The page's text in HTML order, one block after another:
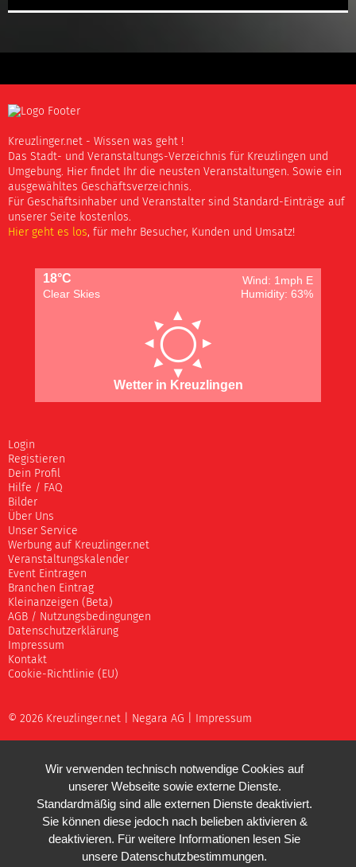
Kreuzlinger.net - Wissen was geht !
Das Stadt- und Veranstaltungs-Verzeichnis für Kreuzlingen und
Umgebung. Hier findet Ihr die neusten Veranstaltungen. Sowie ein
ausgewähltes Geschäftsverzeichnis.
Für Geschäftsinhaber und Veranstalter sind Standard-Einträge auf
unserer Seite kostenlos.
Hier geht es los, für mehr Besucher, Kunden und Umsatz!
18°C
Wind: 1mph E
Clear Skies
Humidity: 63%
Wetter in Kreuzlingen
Login
Registieren
Dein Profil
Hilfe / FAQ
Bilder
Über Uns
Unser Service
Werbung auf Kreuzlinger.net
Veranstaltungskalender
Event Eintragen
Branchen Eintrag
Kleinanzeigen (Beta)
AGB / Nutzungsbedingungen
Datenschutzerklärung
Impressum
Kontakt
Cookie-Richtlinie (EU)
© 2026 Kreuzlinger.net | Negara AG Impressum
Wir verwenden technisch notwendige Cookies auf
unserer Webseite sowie externe Dienste.
Standardmäßig sind alle externen Dienste deaktiviert.
Sie können diese jedoch nach belieben aktivieren &
deaktivieren. Für weitere Informationen lesen Sie
unsere Datenschutzbestimmungen.